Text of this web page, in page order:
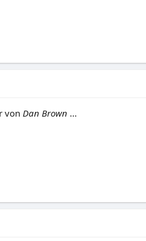
von Dan Brown ...